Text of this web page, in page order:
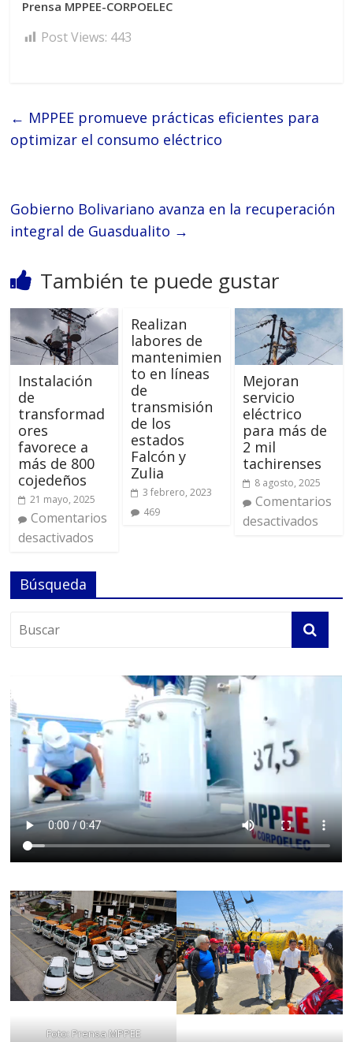
Prensa MPPEE-CORPOELEC
Post Views: 443
← MPPEE promueve prácticas eficientes para
optimizar el consumo eléctrico
Gobierno Bolivariano avanza en la recuperación
integral de Guasdualito →
También te puede gustar
Instalación
de
transformad
ores
favorece a
más de 800
cojedeños
21 mayo, 2025
Comentarios
desactivados
Realizan
labores de
mantenimien
to en líneas
de
transmisión
de los
estados
Falcón y
Zulia
3 febrero, 2023
469
Mejoran
servicio
eléctrico
para más de
2 mil
tachirenses
8 agosto, 2025
Comentarios
desactivados
Búsqueda
Foto: Prensa MPPEE